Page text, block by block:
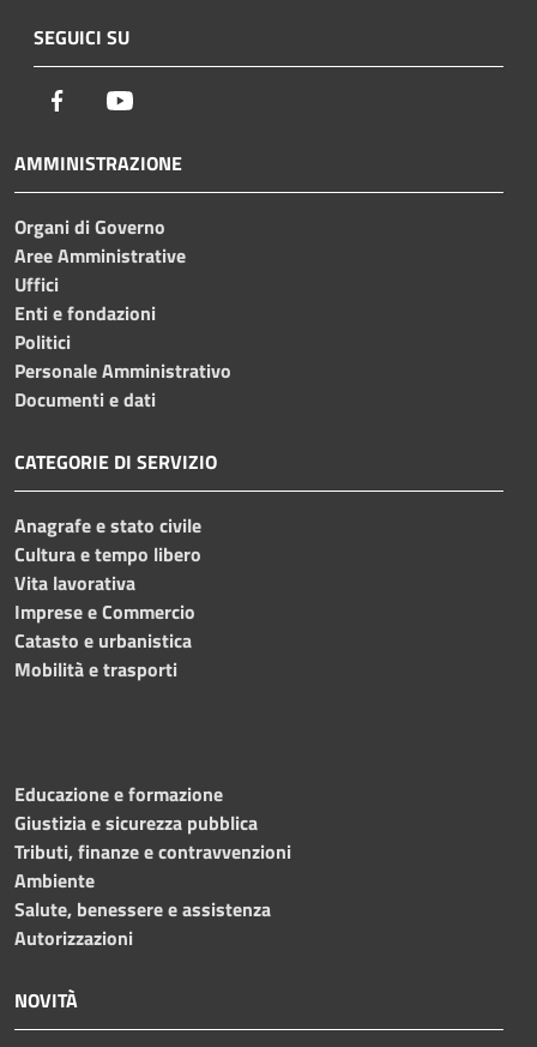
SEGUICI SU
Facebook
AMMINISTRAZIONE
Organi di Governo
Aree Amministrative
Uffici
Enti e fondazioni
Politici
Personale Amministrativo
Documenti e dati
CATEGORIE DI SERVIZIO
Anagrafe e stato civile
Cultura e tempo libero
Vita lavorativa
Imprese e Commercio
Catasto e urbanistica
Mobilità e trasporti
Educazione e formazione
Giustizia e sicurezza pubblica
Tributi, finanze e contravvenzioni
Ambiente
Salute, benessere e assistenza
Autorizzazioni
NOVITÀ